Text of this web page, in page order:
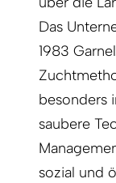
Das
1983
besonders
saubere
sozial und